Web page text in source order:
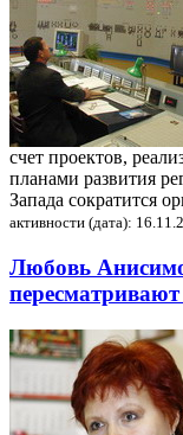
счет проектов,
планами развития
Запада сократится
активности (дата):
Любовь
пересматривают